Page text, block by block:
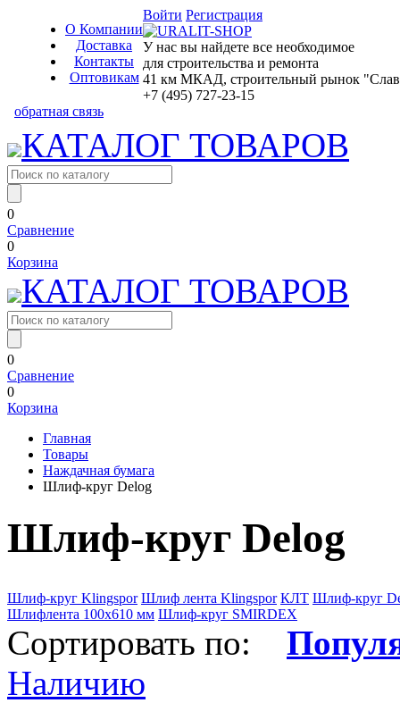
О Компании
Доставка
Контакты
Оптовикам
Войти Регистрация
У нас вы найдете все необходимое
для строительства и ремонта
41 км МКАД, строительный рынок
+7 (495) 727-23-15
обратная связь
КАТАЛОГ ТОВАРОВ
0
Сравнение
0
Корзина
КАТАЛОГ ТОВАРОВ
0
Сравнение
0
Корзина
Главная
Товары
Наждачная бумага
Шлиф-круг Delog
Шлиф-круг Delog
Шлиф-круг Klingspor Шлиф лента Klingspor КЛТ Шлиф-круг
Шлифлента 100х610 мм Шлиф-круг SMIRDEX
Сортировать по:
Наличию